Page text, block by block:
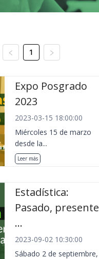
1
Expo Posgrado
2023
2023-03-15 18:00:00
Miércoles 15 de marzo
desde la...
Leer más
Estadística:
Pasado, presente
...
2023-09-02 10:30:00
Sábado 2 de septiembre,